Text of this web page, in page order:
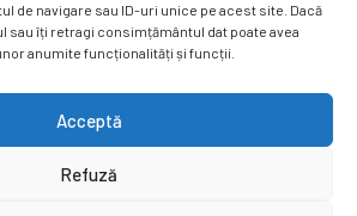
de navigare sau ID-uri unice pe acest site. Dacă
sau îți retragi consimțământul dat poate avea
anumite funcționalități și funcții.
Acceptă
Refuză